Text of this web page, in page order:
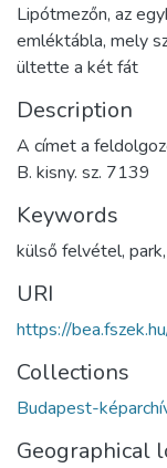
Lipótmezőn, az
emléktábla, mely
ültette a két fát
Description
A címet a
B. kisny. sz. 7139
Keywords
külső felvétel, park,
URI
https://
Collections
Budapest-
Geographical